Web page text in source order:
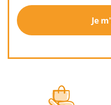
Je